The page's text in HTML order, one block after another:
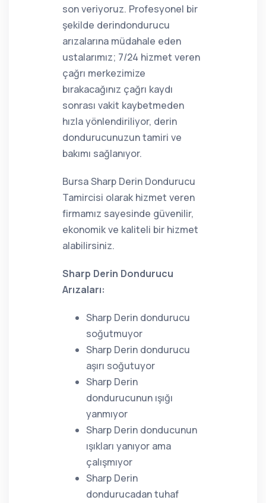
son veriyoruz. Profesyonel bir
şekilde derindondurucu
arızalarına müdahale eden
ustalarımız; 7/24 hizmet veren
çağrı merkezimize
bırakacağınız çağrı kaydı
sonrası vakit kaybetmeden
hızla yönlendiriliyor, derin
dondurucunuzun tamiri ve
bakımı sağlanıyor.
Bursa Sharp Derin Dondurucu
Tamircisi olarak hizmet veren
firmamız sayesinde güvenilir,
ekonomik ve kaliteli bir hizmet
alabilirsiniz.
Sharp Derin Dondurucu
Arızaları:
Sharp Derin dondurucu
soğutmuyor
Sharp Derin dondurucu
aşırı soğutuyor
Sharp Derin
dondurucunun ışığı
yanmıyor
Sharp Derin donducunun
ışıkları yanıyor ama
çalışmıyor
Sharp Derin
dondurucadan tuhaf